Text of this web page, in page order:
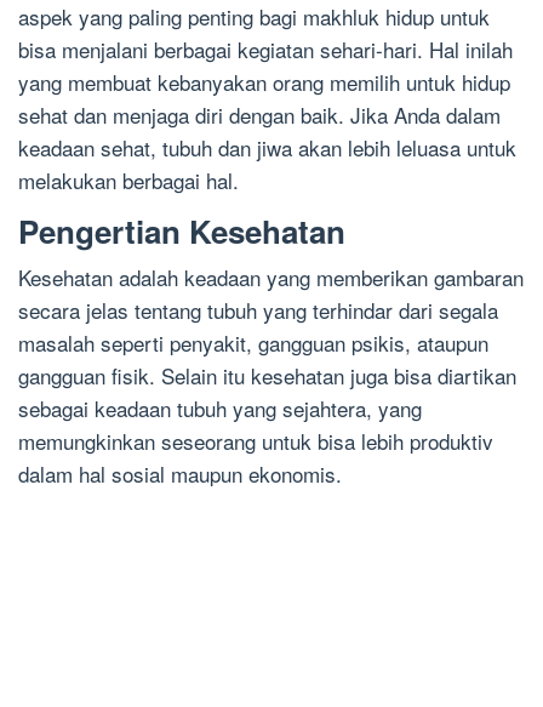
aspek yang paling penting bagi makhluk hidup untuk
bisa menjalani berbagai kegiatan sehari-hari. Hal inilah
yang membuat kebanyakan orang memilih untuk hidup
sehat dan menjaga diri dengan baik. Jika Anda dalam
keadaan sehat, tubuh dan jiwa akan lebih leluasa untuk
melakukan berbagai hal.
Pengertian Kesehatan
Kesehatan adalah keadaan yang memberikan gambaran
secara jelas tentang tubuh yang terhindar dari segala
masalah seperti penyakit, gangguan psikis, ataupun
gangguan fisik. Selain itu kesehatan juga bisa diartikan
sebagai keadaan tubuh yang sejahtera, yang
memungkinkan seseorang untuk bisa lebih produktiv
dalam hal sosial maupun ekonomis.